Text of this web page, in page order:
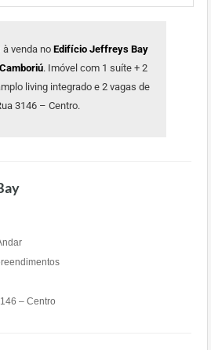
venda no Edifício Jeffreys Bay
. Imóvel com 1 suíte + 2
living integrado e 2 vagas de
3146 – Centro.
– Centro